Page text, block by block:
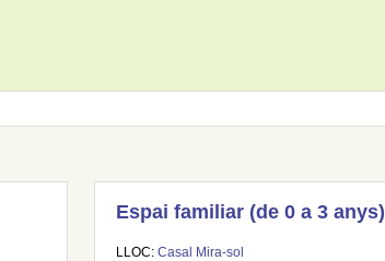
Espai familiar (de 0 a 3 anys)
LLOC: Casal Mira-sol